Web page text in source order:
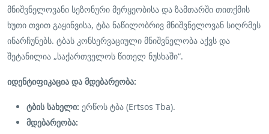
მნიშვნელოვანი სეზონური მერყეობისა და ზამთარში თითქმის
ხუთი თვით გაყინვისა, ტბა ნაწილობრივ მნიშვნელოვან სიღრმეს
ინარჩუნებს. ტბას კონსერვაციული მნიშვნელობა აქვს და
შეტანილია „საქართველოს წითელ ნუსხაში“.
იდენტიფიკაცია და მდებარეობა:
ტბის სახელი: ერწოს ტბა (Ertsos Tba).
მდებარეობა: